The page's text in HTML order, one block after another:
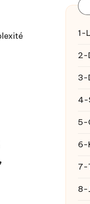
1-
2-
3-
4-
5-
6-
7-
8-